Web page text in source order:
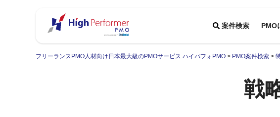
案件検索 PMO
フリーランスPMO人材向け日本最大級のPMOサービス ハイパフォPMO > PMO案件検索 >
戦